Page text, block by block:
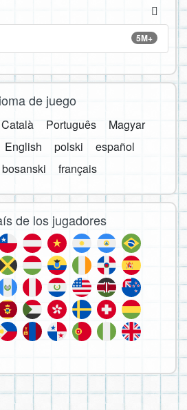
5M+
de juego
Català Português
Magyar
English polski
español
bosanski français
de los jugadores